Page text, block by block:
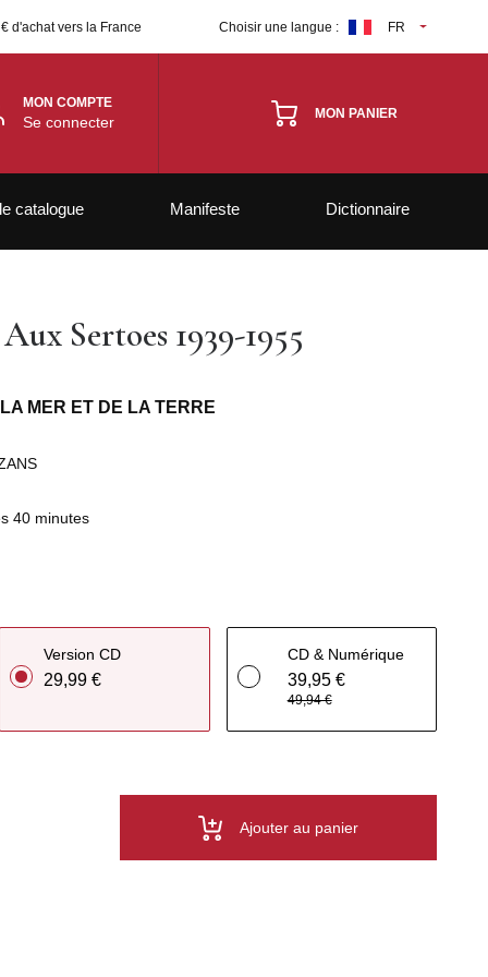
d'achat vers la France Choisir une langue : FR
MON COMPTE
Se connecter MON PANIER
catalogue Manifeste Dictionnaire
Sertoes 1939-1955
MER ET DE LA TERRE
40 minutes
Version CD
29,99 €
CD & Numérique
39,95 €
49,94 €
Ajouter au panier